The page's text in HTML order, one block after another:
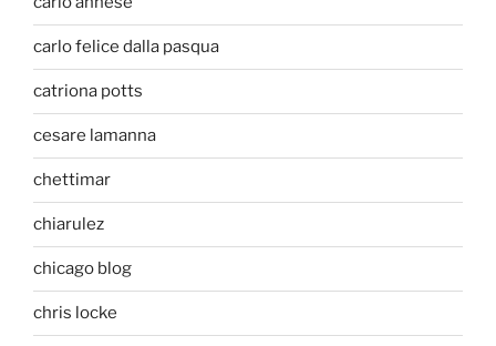
carlo felice dalla pasqua
catriona potts
cesare lamanna
chettimar
chiarulez
chicago blog
chris locke